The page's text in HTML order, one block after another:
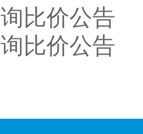
询比价公告
询比价公告